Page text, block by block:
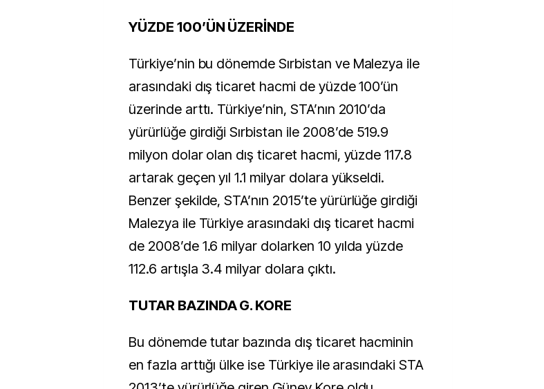
YÜZDE 100’ÜN ÜZERİNDE
Türkiye’nin bu dönemde Sırbistan ve Malezya ile
arasındaki dış ticaret hacmi de yüzde 100’ün
üzerinde arttı. Türkiye’nin, STA’nın 2010’da
yürürlüğe girdiği Sırbistan ile 2008’de 519.9
milyon dolar olan dış ticaret hacmi, yüzde 117.8
artarak geçen yıl 1.1 milyar dolara yükseldi.
Benzer şekilde, STA’nın 2015’te yürürlüğe girdiği
Malezya ile Türkiye arasındaki dış ticaret hacmi
de 2008’de 1.6 milyar dolarken 10 yılda yüzde
112.6 artışla 3.4 milyar dolara çıktı.
TUTAR BAZINDA G. KORE
Bu dönemde tutar bazında dış ticaret hacminin
en fazla arttığı ülke ise Türkiye ile arasındaki STA